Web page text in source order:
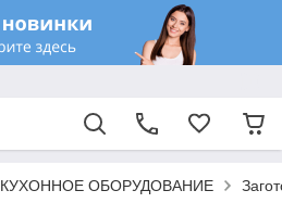
КУХОННОЕ ОБОРУДОВАНИЕ